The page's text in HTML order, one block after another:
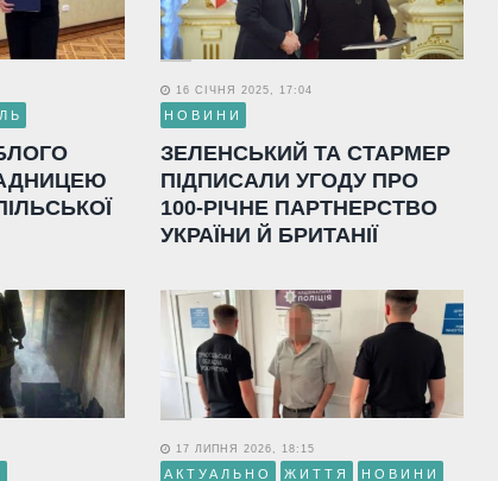
16 СІЧНЯ 2025, 17:04
НОВИНИ
ЗЕЛЕНСЬКИЙ ТА СТАРМЕР
ПІДПИСАЛИ УГОДУ ПРО
100-РІЧНЕ ПАРТНЕРСТВО
УКРАЇНИ Й БРИТАНІЇ
17 ЛИПНЯ 2026, 18:15
АКТУАЛЬНО ЖИТТЯ НОВИНИ